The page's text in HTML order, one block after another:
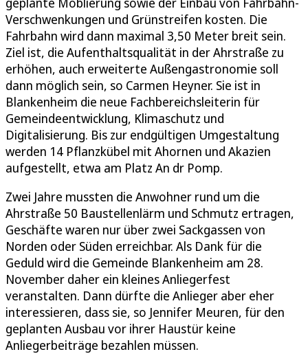
Verschwenkungen und Grünstreifen kosten. Die
Fahrbahn wird dann maximal 3,50 Meter breit sein.
Ziel ist, die Aufenthaltsqualität in der Ahrstraße zu
erhöhen, auch erweiterte Außengastronomie soll
dann möglich sein, so Carmen Heyner. Sie ist in
Blankenheim die neue Fachbereichsleiterin für
Gemeindeentwicklung, Klimaschutz und
Digitalisierung. Bis zur endgültigen Umgestaltung
werden 14 Pflanzkübel mit Ahornen und Akazien
aufgestellt, etwa am Platz An dr Pomp.
Zwei Jahre mussten die Anwohner rund um die
Ahrstraße 50 Baustellenlärm und Schmutz ertragen,
Geschäfte waren nur über zwei Sackgassen von
Norden oder Süden erreichbar. Als Dank für die
Geduld wird die Gemeinde Blankenheim am 28.
November daher ein kleines Anliegerfest
veranstalten. Dann dürfte die Anlieger aber eher
interessieren, dass sie, so Jennifer Meuren, für den
geplanten Ausbau vor ihrer Haustür keine
Anliegerbeiträge bezahlen müssen.